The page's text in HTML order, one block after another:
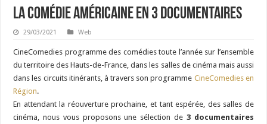
La Comédie américaine en 3 documentaires
29/03/2021 Web
CineComedies programme des comédies toute l’année sur l’ensemble
du territoire des Hauts-de-France, dans les salles de cinéma mais aussi
dans les circuits itinérants, à travers son programme CineComedies en
Région.
En attendant la réouverture prochaine, et tant espérée, des salles de
cinéma, nous vous proposons une sélection de 3 documentaires